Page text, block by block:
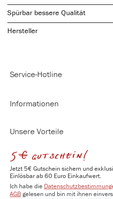
langlebige Qualität
anliegende Passform
strapazierfähig & langlebig aufgrund
Spürbar bessere Qualität
Hersteller
Service-Hotline
Informationen
Unsere Vorteile
5€ gutschein!
Jetzt 5€ Gutschein sichern und
Einlösbar ab 60 Euro Einkaufwert.
Ich habe die
AGBgelesen und bin mit ihnen